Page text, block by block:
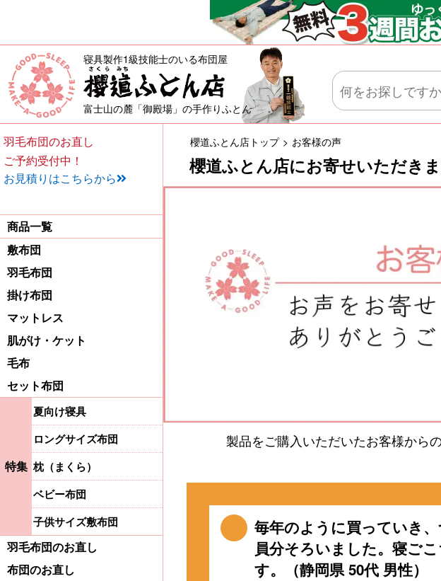
櫻道ふとん店にお寄せいただき
敷布団・掛け布団・羽毛布団・マットレス・
寝具製作1級技能士のいる布団屋
富士山の麓「御殿場」の手作りふとん
櫻道ふとん店トップ お客様の声
製品をご購入いただいたお客様から
毎年のように買っていき
員分そろいました。寝ご
す。（静岡県 50代 男性）
羽毛布団のお直し
ご予約受付中！
お見積りはこちらから
商品一覧
敷布団
羽毛布団
掛け布団
マットレス
肌がけ・ケット
毛布
セット布団
特集
夏向け寝具
ロングサイズ布団
枕（まくら）
ベビー布団
子供サイズ敷布団
羽毛布団のお直し
布団のお直し